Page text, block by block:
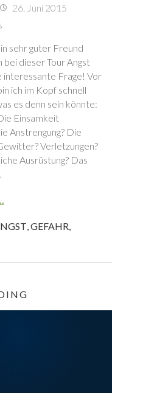
26. Juni 2015
sehr guter Freund
bei dieser Tour Angst
interessante Frage! Vor
ich im Kopf schnell
es denn sein könnte:
Einsamkeit
Anstrengung? Die
Verletzungen?
Ausrüstung? Das
,GEFAHR,